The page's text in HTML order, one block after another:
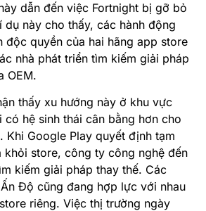
dẫn đến việc Fortnight bị gỡ bỏ
dụ này cho thấy, các hành động
độc quyền của hai hãng app store
nhà phát triển tìm kiếm giải pháp
OEM.
thấy xu hướng này ở khu vực
hệ sinh thái cân bằng hơn cho
Khi Google Play quyết định tạm
khỏi store, công ty công nghệ đến
kiếm giải pháp thay thế. Các
Độ cũng đang hợp lực với nhau
riêng. Việc thị trường ngày